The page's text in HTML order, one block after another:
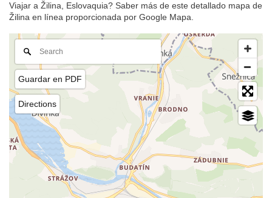
Viajar a Žilina, Eslovaquia? Saber más de este detallado mapa de
Žilina en línea proporcionada por Google Mapa.
Guardar en PDF
Directions